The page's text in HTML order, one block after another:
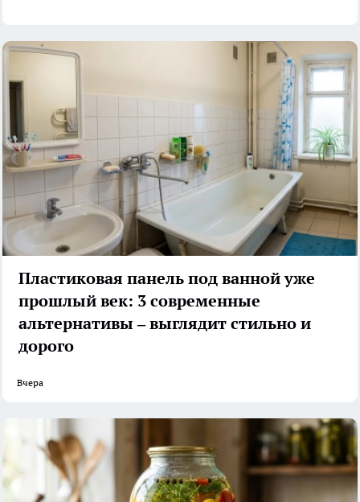
Пластиковая панель под ванной уже
прошлый век: 3 современные
альтернативы – выглядит стильно и
дорого
Вчера